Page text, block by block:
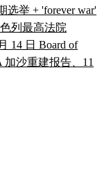
选举 + 'forever war'
色列最高法院
14 日 Board of
加沙重建报告、11